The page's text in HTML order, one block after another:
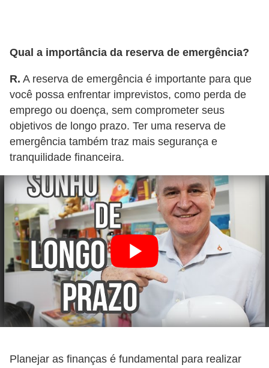
Qual a importância da reserva de emergência?
R. A reserva de emergência é importante para que
você possa enfrentar imprevistos, como perda de
emprego ou doença, sem comprometer seus
objetivos de longo prazo. Ter uma reserva de
emergência também traz mais segurança e
tranquilidade financeira.
Planejar as finanças é fundamental para realizar
t
o
I
m
p
o
s
t
o
d
e
r
n
d
N